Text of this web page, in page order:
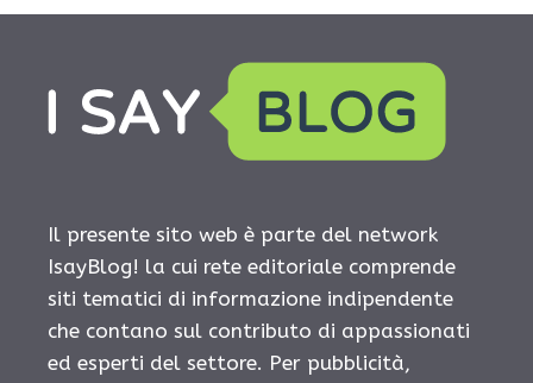
Il presente sito web è parte del network
IsayBlog! la cui rete editoriale comprende
siti tematici di informazione indipendente
che contano sul contributo di appassionati
ed esperti del settore. Per pubblicità,